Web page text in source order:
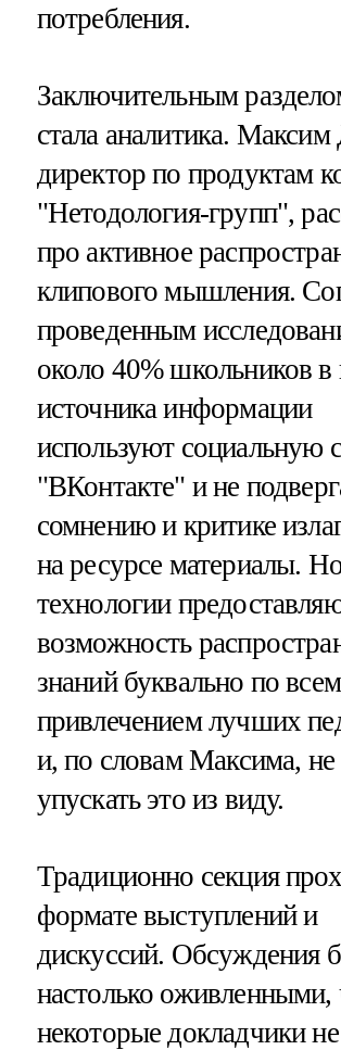
потребления.
Заключительным
стала аналитика. Максим
директор по продуктам
"Нетодология-групп",
про активное
клипового мышления.
проведенным
около 40% школьников в
источника информации
используют социальную
"ВКонтакте" и не
сомнению и критике
на ресурсе материалы.
технологии
возможность
знаний буквально по
привлечением лучших
и, по словам Максима, не
упускать это из виду.
Традиционно секция
формате выступлений и
дискуссий. Обсуждения
настолько оживленными,
некоторые докладчики